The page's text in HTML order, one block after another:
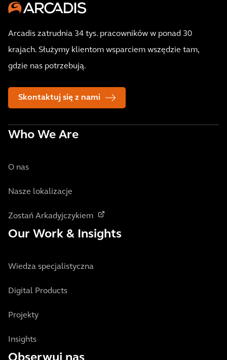
Arcadis zatrudnia 34 tys. pracowników w ponad 30
krajach. Służymy klientom wsparciem wszędzie tam,
gdzie nas potrzebują.
Skontaktuj się z nami
Who We Are
O nas
Nasze lokalizacje
Zostań Arkadyjczykiem
Our Work & Insights
Wiedza specjalistyczna
Digital Products
Projekty
Insights